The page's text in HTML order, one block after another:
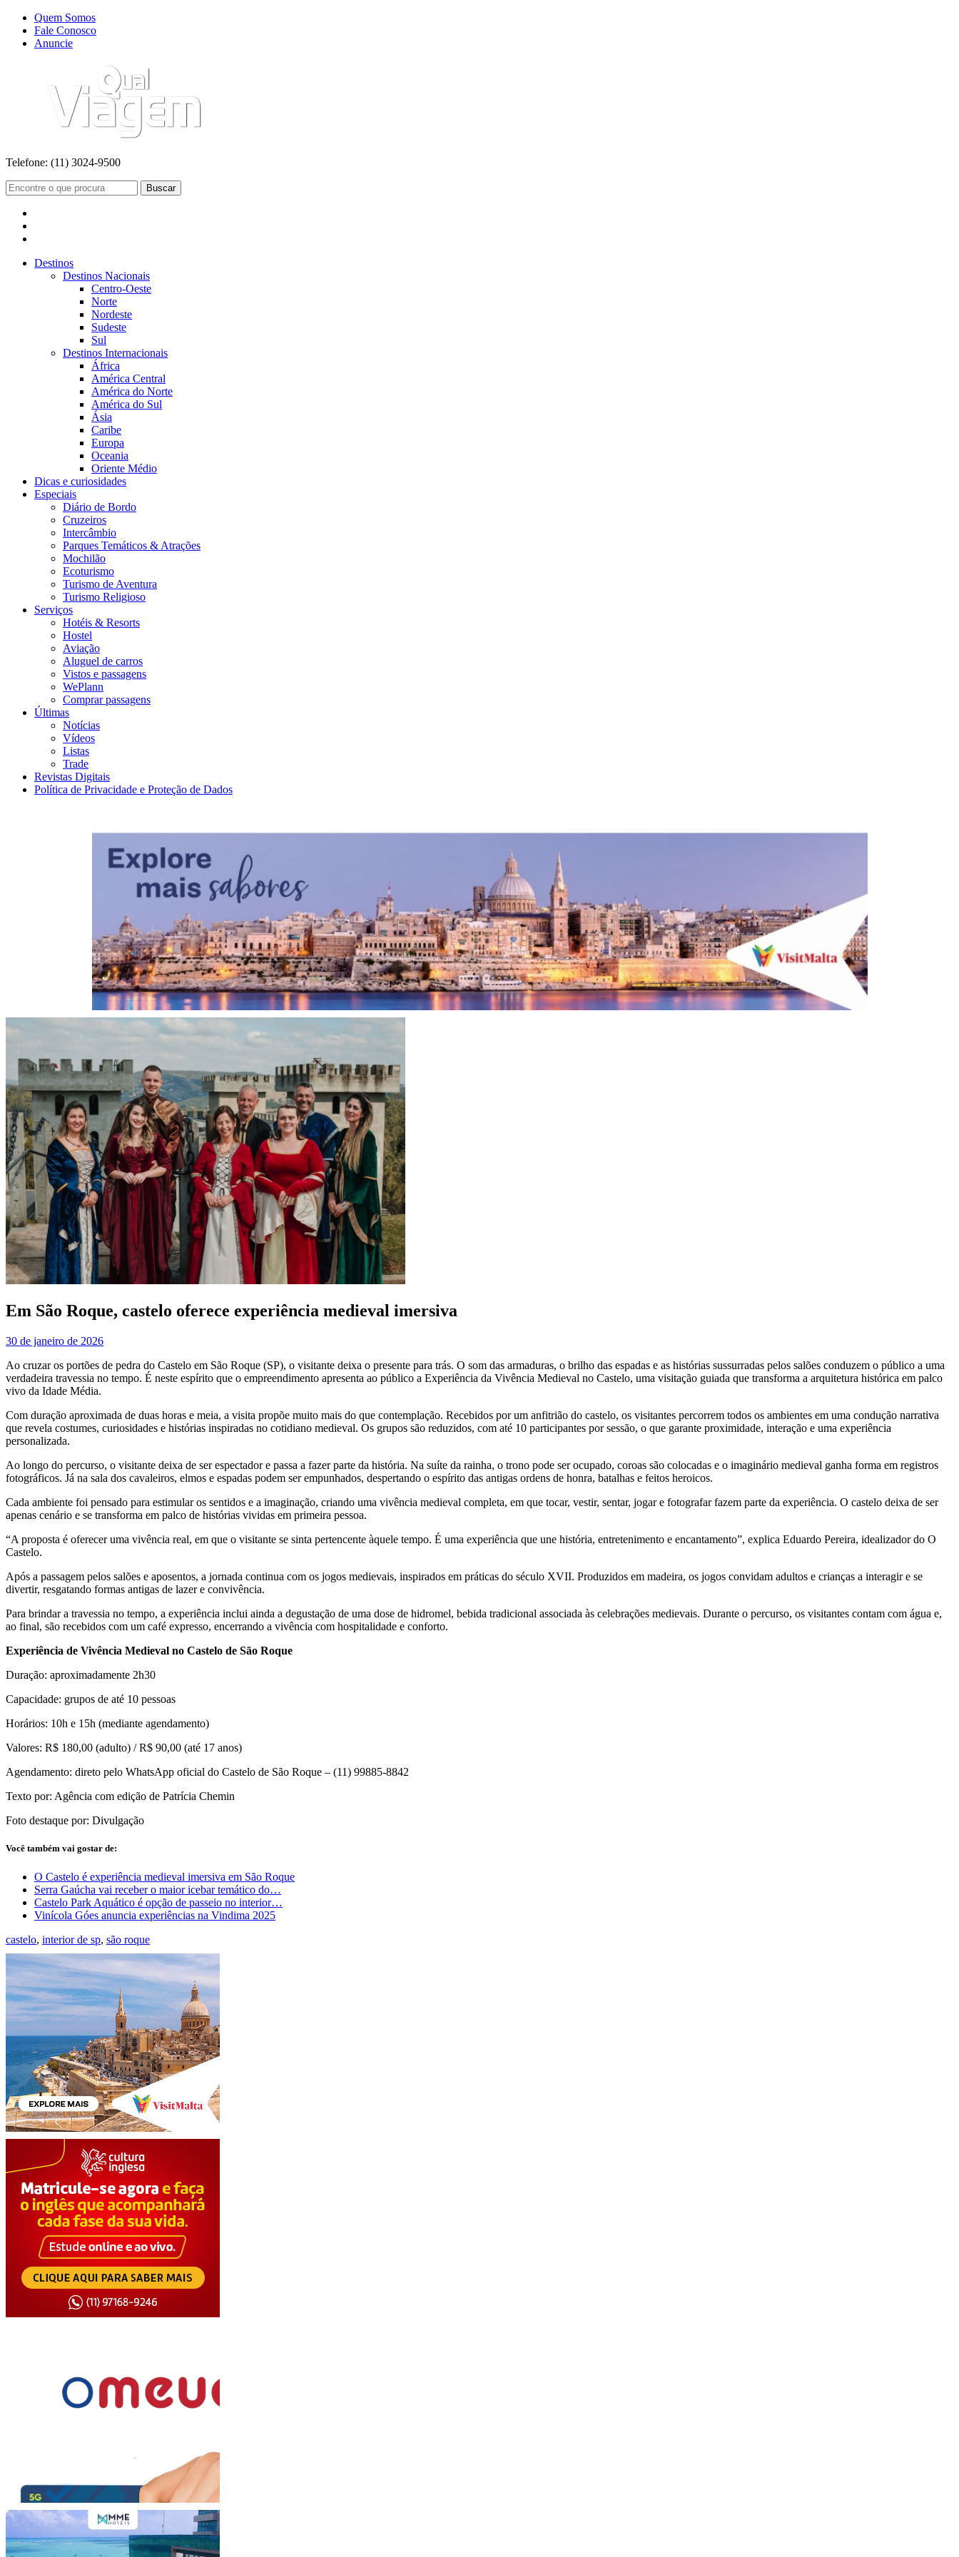
Quem Somos
Fale Conosco
Anuncie
Telefone: (11) 3024-9500
Buscar
Destinos
Destinos Nacionais
Centro-Oeste
Norte
Nordeste
Sudeste
Sul
Destinos Internacionais
África
América Central
América do Norte
América do Sul
Ásia
Caribe
Europa
Oceania
Oriente Médio
Dicas e curiosidades
Especiais
Diário de Bordo
Cruzeiros
Intercâmbio
Parques Temáticos & Atrações
Mochilão
Ecoturismo
Turismo de Aventura
Turismo Religioso
Serviços
Hotéis & Resorts
Hostel
Aviação
Aluguel de carros
Vistos e passagens
WePlann
Comprar passagens
Últimas
Notícias
Vídeos
Listas
Trade
Revistas Digitais
Política de Privacidade e Proteção de Dados
Em São Roque, castelo oferece experiência medieval imersiva
30 de janeiro de 2026
Ao cruzar os portões de pedra do Castelo em São Roque (SP), o visitante deixa o presente para trás. O som das armaduras, o brilho das espadas e as histórias sussurradas pelos salões conduzem o público a uma
verdadeira travessia no tempo. É neste espírito que o empreendimento apresenta ao público a Experiência da Vivência Medieval no Castelo, uma visitação guiada que transforma a arquitetura histórica em palco
vivo da Idade Média.
Com duração aproximada de duas horas e meia, a visita propõe muito mais do que contemplação. Recebidos por um anfitrião do castelo, os visitantes percorrem todos os ambientes em uma condução narrativa
que revela costumes, curiosidades e histórias inspiradas no cotidiano medieval. Os grupos são reduzidos, com até 10 participantes por sessão, o que garante proximidade, interação e uma experiência
personalizada.
Ao longo do percurso, o visitante deixa de ser espectador e passa a fazer parte da história. Na suíte da rainha, o trono pode ser ocupado, coroas são colocadas e o imaginário medieval ganha forma em registros
fotográficos. Já na sala dos cavaleiros, elmos e espadas podem ser empunhados, despertando o espírito das antigas ordens de honra, batalhas e feitos heroicos.
Cada ambiente foi pensado para estimular os sentidos e a imaginação, criando uma vivência medieval completa, em que tocar, vestir, sentar, jogar e fotografar fazem parte da experiência. O castelo deixa de ser
apenas cenário e se transforma em palco de histórias vividas em primeira pessoa.
“A proposta é oferecer uma vivência real, em que o visitante se sinta pertencente àquele tempo. É uma experiência que une história, entretenimento e encantamento”, explica Eduardo Pereira, idealizador do O
Castelo.
Após a passagem pelos salões e aposentos, a jornada continua com os jogos medievais, inspirados em práticas do século XVII. Produzidos em madeira, os jogos convidam adultos e crianças a interagir e se
divertir, resgatando formas antigas de lazer e convivência.
Para brindar a travessia no tempo, a experiência inclui ainda a degustação de uma dose de hidromel, bebida tradicional associada às celebrações medievais. Durante o percurso, os visitantes contam com água e,
ao final, são recebidos com um café expresso, encerrando a vivência com hospitalidade e conforto.
Experiência de Vivência Medieval no Castelo de São Roque
Duração: aproximadamente 2h30
Capacidade: grupos de até 10 pessoas
Horários: 10h e 15h (mediante agendamento)
Valores: R$ 180,00 (adulto) / R$ 90,00 (até 17 anos)
Agendamento: direto pelo WhatsApp oficial do Castelo de São Roque – (11) 99885-8842
Texto por: Agência com edição de Patrícia Chemin
Foto destaque por: Divulgação
Você também vai gostar de:
O Castelo é experiência medieval imersiva em São Roque
Serra Gaúcha vai receber o maior icebar temático do…
Castelo Park Aquático é opção de passeio no interior…
Vinícola Góes anuncia experiências na Vindima 2025
castelo, interior de sp, são roque